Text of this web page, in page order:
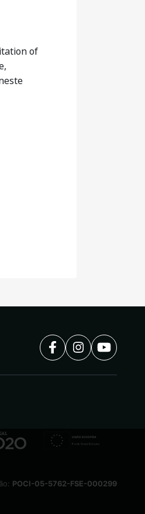
of
POCI-05-5762-FSE-000299